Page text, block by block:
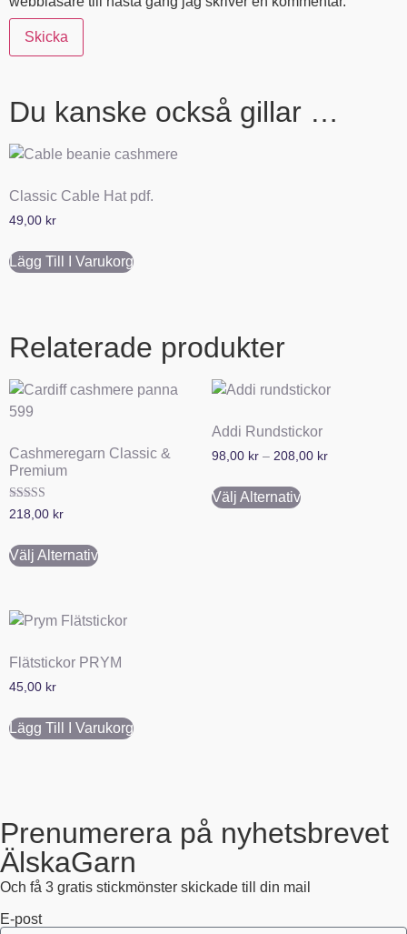
Du kanske också gillar …
Classic Cable Hat pdf.
49,00 kr
Lägg Till I Varukorg
Relaterade produkter
Cashmeregarn Classic &
Premium
Betygsatt
218,00 kr
Välj Alternativ
Addi Rundstickor
98,00 kr – 208,00 kr
Välj Alternativ
Flätstickor PRYM
45,00 kr
Lägg Till I Varukorg
Prenumerera på nyhetsbrevet
ÄlskaGarn
Och få 3 gratis stickmönster skickade till din mail
E-post